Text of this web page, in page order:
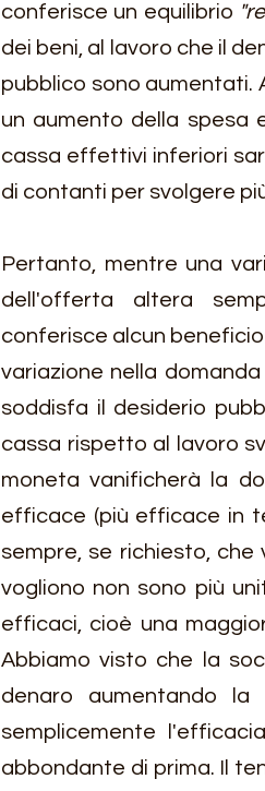
conferisce un equilibrio
dei beni, al lavoro che il
pubblico sono aumentati.
un aumento della spesa
cassa effettivi inferiori
di contanti per svolgere
Pertanto, mentre una
dell'offerta altera
conferisce alcun
variazione nella
soddisfa il desiderio
cassa rispetto al lavoro
moneta vanificherà la
efficace (più efficace in
sempre, se richiesto,
vogliono non sono più
efficaci, cioè una
Abbiamo visto che la
denaro aumentando
semplicemente
abbondante di prima. Il